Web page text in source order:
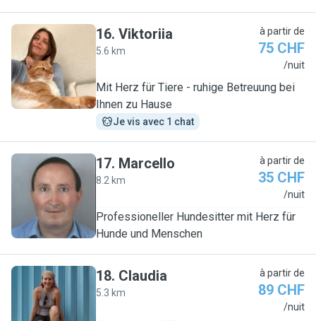
V
16. Viktoriia
5.6 km
à partir de
75 CHF
/nuit
Mit Herz für Tiere - ruhige Betreuung bei
Ihnen zu Hause
Je vis avec 1 chat
M
17. Marcello
8.2 km
à partir de
35 CHF
/nuit
Professioneller Hundesitter mit Herz für
Hunde und Menschen
C
18. Claudia
5.3 km
à partir de
89 CHF
/nuit